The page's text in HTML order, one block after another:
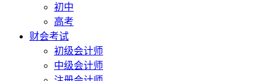
初中
高考
财会考试
初级会计师
中级会计师